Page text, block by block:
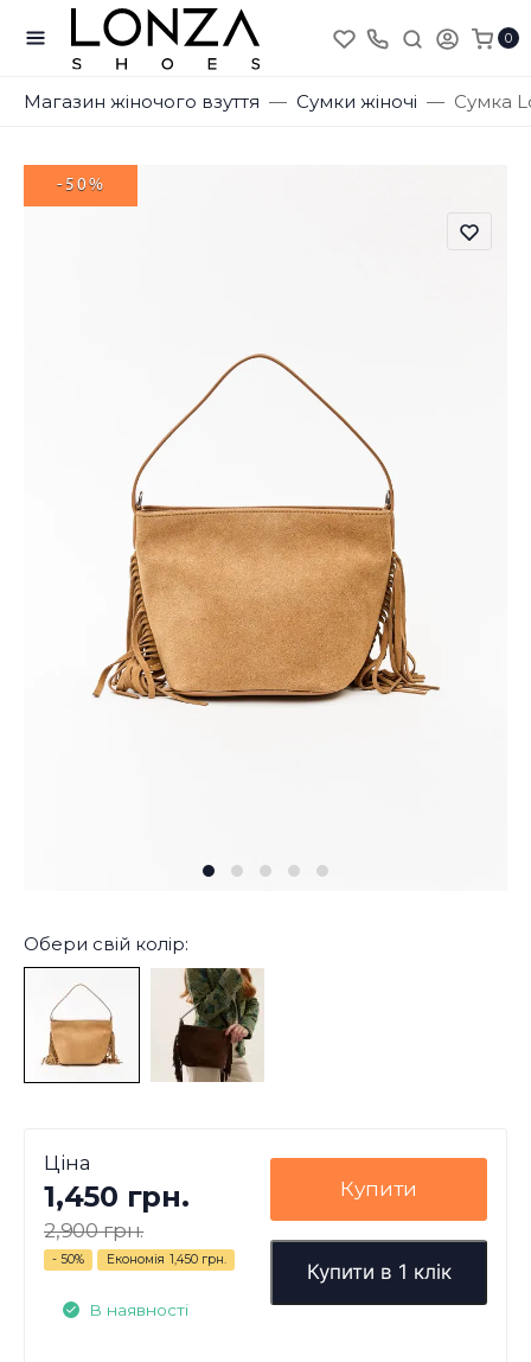
0
Магазин жіночого взуття Сумки жіночі Сумка
-50%
Обери свій колір:
Ціна
1,450 грн.
2,900 грн.
- 50% Економія 1,450 грн.
В наявності
Купити
Купити в 1 клік